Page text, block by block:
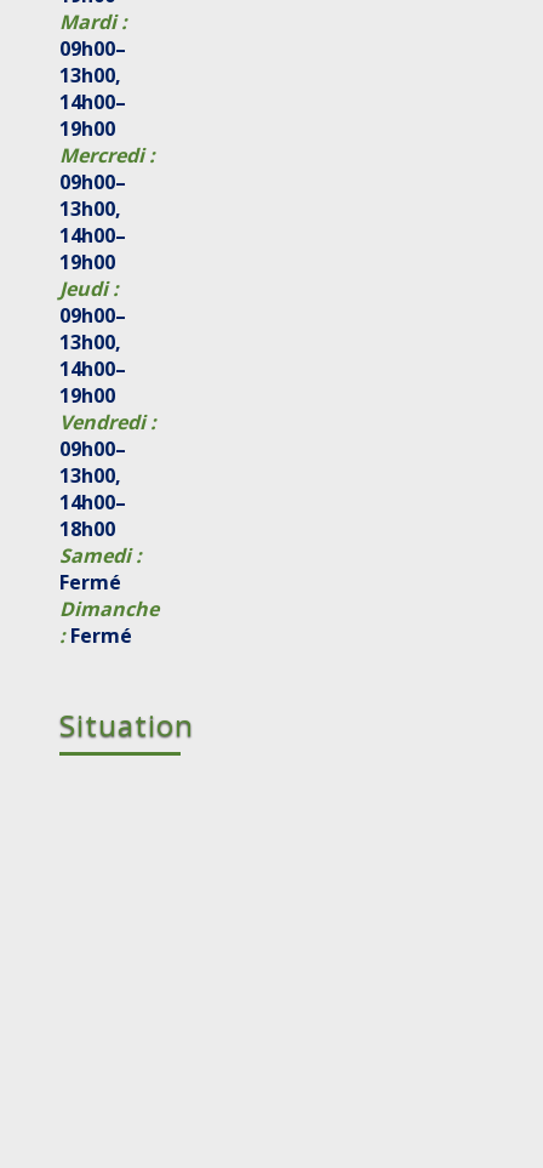
Mardi :
09h00–
13h00,
14h00–
19h00
Mercredi :
09h00–
13h00,
14h00–
19h00
Jeudi :
09h00–
13h00,
14h00–
19h00
Vendredi :
09h00–
13h00,
14h00–
18h00
Samedi :
Fermé
Dimanche
:Fermé
Situation